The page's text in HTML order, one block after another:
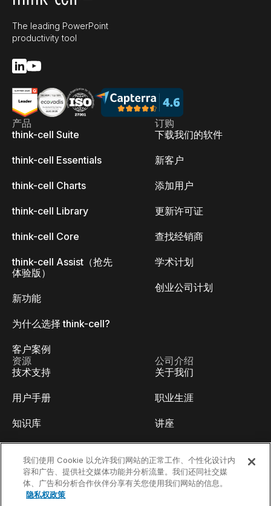
The leading PowerPoint
productivity tool
产品
think-cell Suite
think-cell Essentials
think-cell Charts
think-cell Library
think-cell Core
think-cell Assist（抢先
体验版）
新功能
为什么选择 think-cell?
客户案例
订购
下载我们的软件
新客户
添加用户
更新许可证
查找经销商
学术计划
创业公司计划
资源
技术支持
用户手册
知识库
视频教程
内容中心
公司介绍
关于我们
职业生涯
讲座
开发人员博客
我们使用 Cookie 以允许我们网站的正常工作、个性化设计内
容和广告、提供社交媒体功能并分析流量。我们还同社交媒
体、广告和分析合作伙伴分享有关您使用我们网站的信息。
隐私权政策